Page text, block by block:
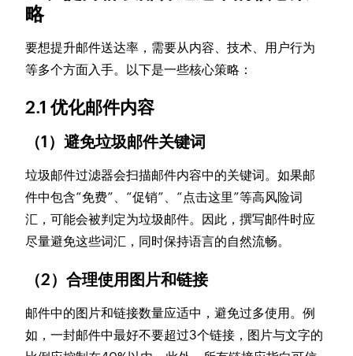
略
要想提升邮件送达率，需要从内容、技术、用户行为
等多个方面入手。以下是一些核心策略：
2.1 优化邮件内容
（1）避免垃圾邮件关键词
垃圾邮件过滤器会扫描邮件内容中的关键词。如果邮
件中包含“免费”、“促销”、“点击这里”等高风险词
汇，可能会被判定为垃圾邮件。因此，撰写邮件时应
尽量避免这些词汇，同时保持语言的自然流畅。
（2）合理使用图片和链接
邮件中的图片和链接数量应适中，避免过多使用。例
如，一封邮件中最好不要超过3个链接，图片与文字的